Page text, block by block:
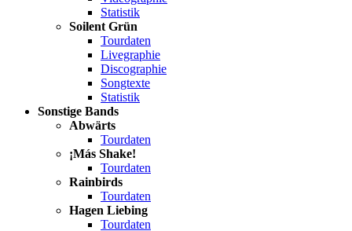
Statistik
Soilent Grün
Tourdaten
Livegraphie
Discographie
Songtexte
Statistik
Sonstige Bands
Abwärts
Tourdaten
¡Más Shake!
Tourdaten
Rainbirds
Tourdaten
Hagen Liebing
Tourdaten